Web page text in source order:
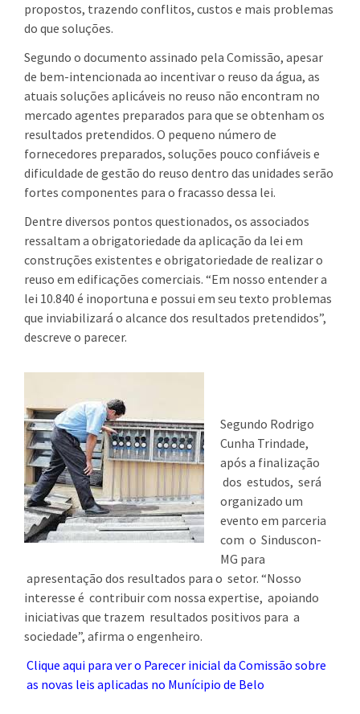
propostos, trazendo conflitos, custos e mais problemas
do que soluções.
Segundo o documento assinado pela Comissão, apesar
de bem-intencionada ao incentivar o reuso da água, as
atuais soluções aplicáveis no reuso não encontram no
mercado agentes preparados para que se obtenham os
resultados pretendidos. O pequeno número de
fornecedores preparados, soluções pouco confiáveis e
dificuldade de gestão do reuso dentro das unidades serão
fortes componentes para o fracasso dessa lei.
Dentre diversos pontos questionados, os associados
ressaltam a obrigatoriedade da aplicação da lei em
construções existentes e obrigatoriedade de realizar o
reuso em edificações comerciais. “Em nosso entender a
lei 10.840 é inoportuna e possui em seu texto problemas
que inviabilizará o alcance dos resultados pretendidos”,
descreve o parecer.
Segundo Rodrigo
Cunha Trindade,
após a finalização
dos estudos, será
organizado um
evento em parceria
com o Sinduscon-
MG para
apresentação dos resultados para o setor. “Nosso
interesse é contribuir com nossa expertise, apoiando
iniciativas que trazem resultados positivos para a
sociedade”, afirma o engenheiro.
Clique aqui para ver o Parecer inicial da Comissão sobre
as novas leis aplicadas no Munícipio de Belo